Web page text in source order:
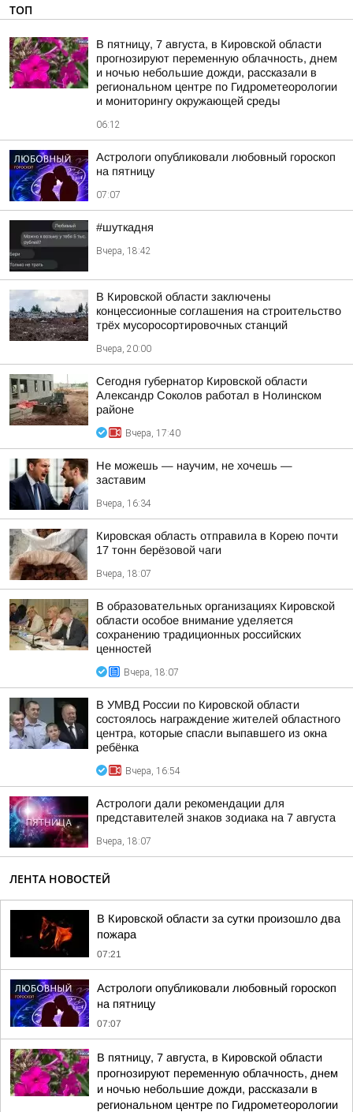
ТОП
В пятницу, 7 августа, в Кировской области
прогнозируют переменную облачность, днем
и ночью небольшие дожди, рассказали в
региональном центре по Гидрометеорологии
и мониторингу окружающей среды
06:12
Астрологи опубликовали любовный гороскоп
на пятницу
07:07
#шуткадня
Вчера, 18:42
В Кировской области заключены
концессионные соглашения на строительство
трёх мусоросортировочных станций
Вчера, 20:00
Сегодня губернатор Кировской области
Александр Соколов работал в Нолинском
районе
Вчера, 17:40
Не можешь — научим, не хочешь —
заставим
Вчера, 16:34
Кировская область отправила в Корею почти
17 тонн берёзовой чаги
Вчера, 18:07
В образовательных организациях Кировской
области особое внимание уделяется
сохранению традиционных российских
ценностей
Вчера, 18:07
В УМВД России по Кировской области
состоялось награждение жителей областного
центра, которые спасли выпавшего из окна
ребёнка
Вчера, 16:54
Астрологи дали рекомендации для
представителей знаков зодиака на 7 августа
Вчера, 18:07
ЛЕНТА НОВОСТЕЙ
В Кировской области за сутки произошло два
пожара
07:21
Астрологи опубликовали любовный гороскоп
на пятницу
07:07
В пятницу, 7 августа, в Кировской области
прогнозируют переменную облачность, днем
и ночью небольшие дожди, рассказали в
региональном центре по Гидрометеорологии